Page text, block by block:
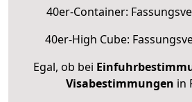
40er-Container:
40er-High Cube:
Egal, ob bei
Visabestimmungen in